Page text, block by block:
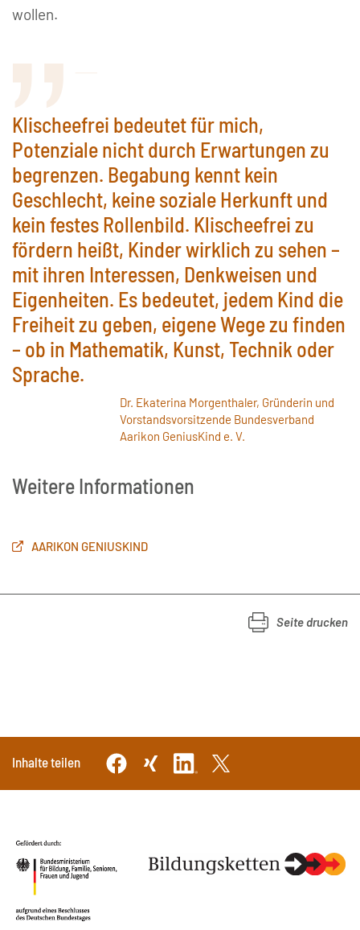
wollen.
Klischeefrei bedeutet für mich,
Potenziale nicht durch Erwartungen zu
begrenzen. Begabung kennt kein
Geschlecht, keine soziale Herkunft und
kein festes Rollenbild. Klischeefrei zu
fördern heißt, Kinder wirklich zu sehen –
mit ihren Interessen, Denkweisen und
Eigenheiten. Es bedeutet, jedem Kind die
Freiheit zu geben, eigene Wege zu finden
– ob in Mathematik, Kunst, Technik oder
Sprache.
Dr. Ekaterina Morgenthaler, Gründerin und
Vorstandsvorsitzende Bundesverband
Aarikon GeniusKind e. V.
Weitere Informationen
AARIKON GENIUSKIND
Seite drucken
Inhalte teilen